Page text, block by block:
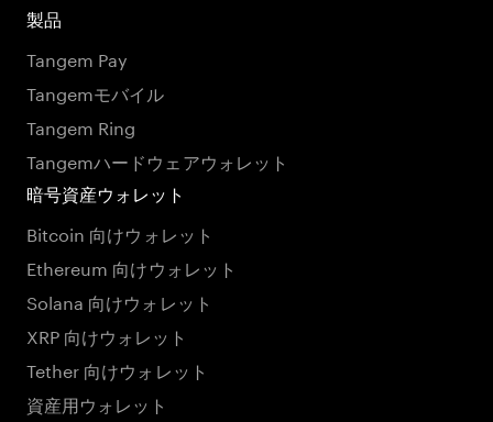
製品
Tangem Pay
Tangemモバイル
Tangem Ring
Tangemハードウェアウォレット
暗号資産ウォレット
Bitcoin 向けウォレット
Ethereum 向けウォレット
Solana 向けウォレット
XRP 向けウォレット
Tether 向けウォレット
資産用ウォレット